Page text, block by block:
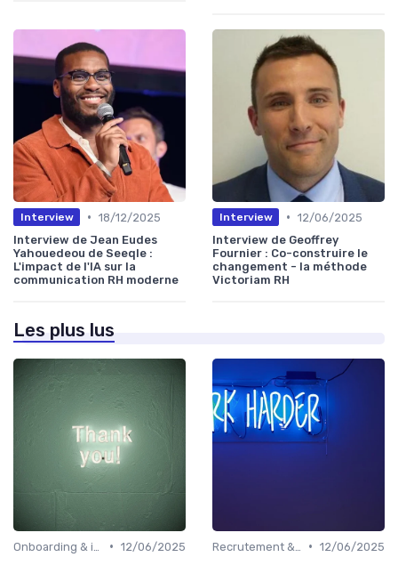
Interview • 18/12/2025
Interview de Jean Eudes
Yahouedeou de Seeqle :
L'impact de l'IA sur la
communication RH moderne
Interview • 12/06/2025
Interview de Geoffrey
Fournier : Co-construire le
changement - la méthode
Victoriam RH
Les plus lus
• 12/06/2025
• 12/06/2025